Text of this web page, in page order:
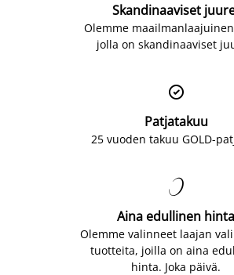
Skandinaaviset
Olemme
jolla on skandinaaviset

Patjatakuu
25 vuoden takuu GOLD-

Aina edullinen hinta
Olemme valinneet laajan
tuotteita, joilla on aina
hinta. Joka päivä.